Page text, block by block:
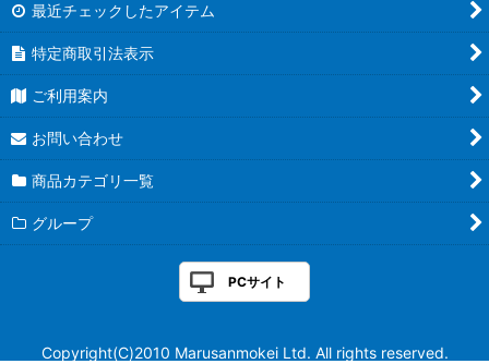
最近チェックしたアイテム
特定商取引法表示
ご利用案内
お問い合わせ
商品カテゴリ一覧
グループ
PCサイト
Copyright(C)2010 Marusanmokei Ltd. All rights reserved.